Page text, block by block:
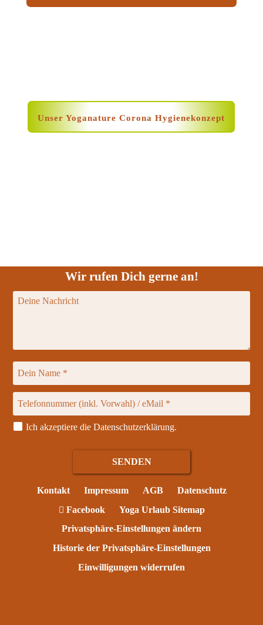
Unser Yoganature Corona Hygienekonzept
Wir rufen Dich gerne an!
Ich akzeptiere dieDatenschutzerklärung.
Kontakt Impressum AGB
Datenschutz
Facebook
Yoga Urlaub Sitemap
Privatsphäre-Einstellungen ändern
Historie der Privatsphäre-Einstellungen
Einwilligungen widerrufen